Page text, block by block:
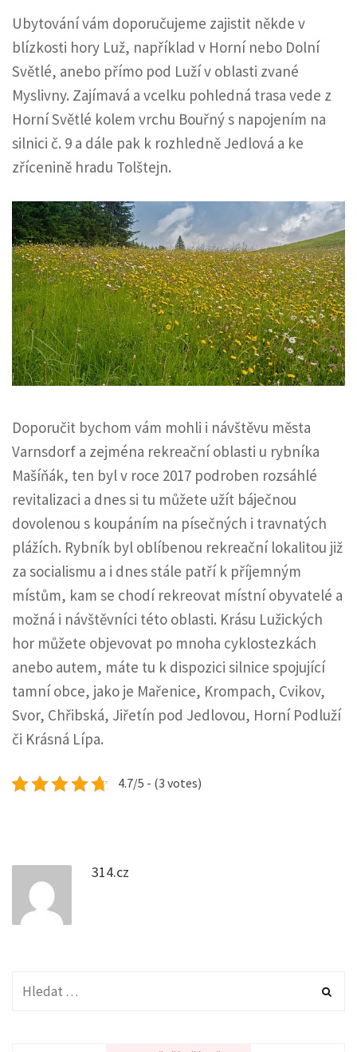
Ubytování vám doporučujeme zajistit někde v
blízkosti hory Luž, například v Horní nebo Dolní
Světlé, anebo přímo pod Luží v oblasti zvané
Myslivny. Zajímavá a vcelku pohledná trasa vede z
Horní Světlé kolem vrchu Bouřný s napojením na
silnici č. 9 a dále pak k rozhledně Jedlová a ke
zřícenině hradu Tolštejn.
Doporučit bychom vám mohli i návštěvu města
Varnsdorf a zejména rekreační oblasti u rybníka
Mašíňák, ten byl v roce 2017 podroben rozsáhlé
revitalizaci a dnes si tu můžete užít báječnou
dovolenou s koupáním na písečných i travnatých
plážích. Rybník byl oblíbenou rekreační lokalitou již
za socialismu a i dnes stále patří k příjemným
místům, kam se chodí rekreovat místní obyvatelé a
možná i návštěvníci této oblasti. Krásu Lužických
hor můžete objevovat po mnoha cyklostezkách
anebo autem, máte tu k dispozici silnice spojující
tamní obce, jako je Mařenice, Krompach, Cvikov,
Svor, Chřibská, Jiřetín pod Jedlovou, Horní Podluží
či Krásná Lípa.
4.7/5 - (3 votes)
314.cz